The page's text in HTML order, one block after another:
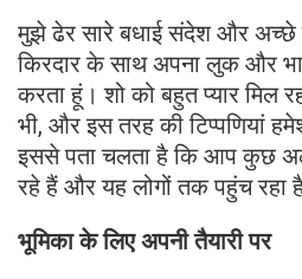
मुझे ढेर सारे बधाई संदेश और अच्छे
किरदार के साथ अपना लुक और
करता हूं। शो को बहुत प्यार मिल
भी, और इस तरह की टिप्पणियां
इससे पता चलता है कि आप कुछ
रहे हैं और यह लोगों तक पहुंच रहा
भूमिका के लिए अपनी तैयारी पर